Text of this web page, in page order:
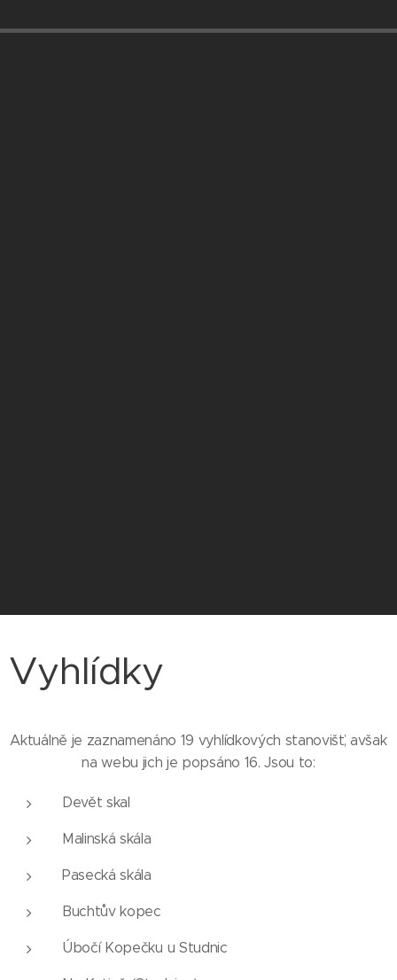
Vyhlídky
Aktuálně je zaznamenáno 19 vyhlídkových stanovišť, avšak
na webu jich je popsáno 16. Jsou to:
Devět skal
Malinská skála
Pasecká skála
Buchtův kopec
Úbočí Kopečku u Studnic